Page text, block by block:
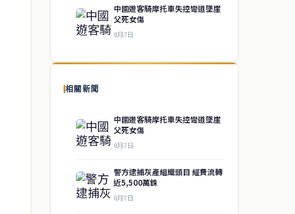
中國遊客騎摩托車失控彎道墜崖
父死女傷
8月7日
相關新聞
中國遊客騎摩托車失控彎道墜崖
父死女傷
8月7日
警方逮捕灰產組織頭目 經費流轉
近5,500萬銖
8月7日